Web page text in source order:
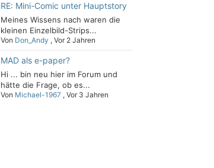
RE: Mini-Comic unter Hauptstory
Meines Wissens nach waren die
kleinen Einzelbild-Strips...
Von Don_Andy ,Vor 2 Jahren
MAD als e-paper?
Hi ... bin neu hier im Forum und
hätte die Frage, ob es...
Von Michael-1967 ,Vor 3 Jahren